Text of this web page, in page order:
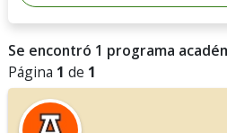
Se encontró 1 programa
Página 1 de 1